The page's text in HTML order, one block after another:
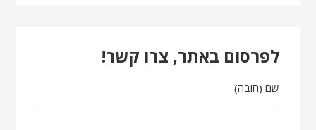
לפרסום באתר, צרו קשר!
שם (חובה)